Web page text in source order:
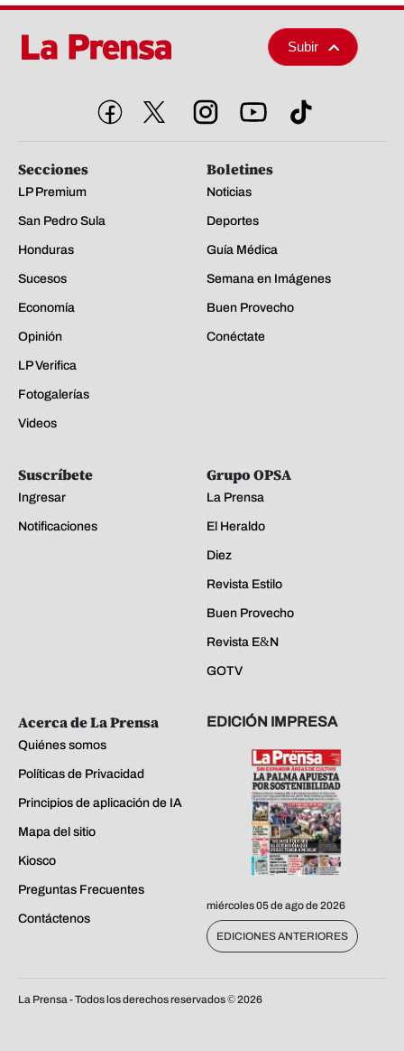
Subir
Secciones
LP Premium
San Pedro Sula
Honduras
Sucesos
Economía
Opinión
LP Verifica
Fotogalerías
Videos
Boletines
Noticias
Deportes
Guía Médica
Semana en Imágenes
Buen Provecho
Conéctate
Suscríbete
Ingresar
Notificaciones
Grupo OPSA
La Prensa
El Heraldo
Diez
Revista Estilo
Buen Provecho
Revista E&N
GOTV
Acerca de La Prensa
Quiénes somos
Políticas de Privacidad
Principios de aplicación de IA
Mapa del sitio
Kiosco
Preguntas Frecuentes
Contáctenos
EDICIÓN IMPRESA
miércoles 05 de ago de 2026
EDICIONES ANTERIORES
La Prensa - Todos los derechos reservados ©2026